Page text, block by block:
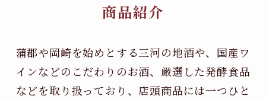
商品紹介
蒲郡や岡崎を始めとする三河の地酒や、国産ワ
インなどのこだわりのお酒、 厳選した発酵食品
などを取り扱っており、店頭商品には一つひと